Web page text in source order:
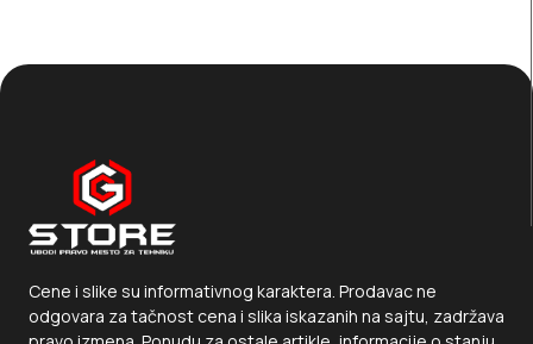
Cene i slike su informativnog karaktera. Prodavac ne
odgovara za tačnost cena i slika iskazanih na sajtu, zadržava